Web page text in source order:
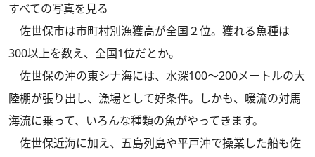
すべての写真を見る
佐世保市は市町村別漁獲高が全国２位。獲れる魚種は
300以上を数え、全国1位だとか。
佐世保の沖の東シナ海には、水深100～200メートルの大
陸棚が張り出し、漁場として好条件。しかも、暖流の対馬
海流に乗って、いろんな種類の魚がやってきます。
佐世保近海に加え、五島列島や平戸沖で操業した船も佐